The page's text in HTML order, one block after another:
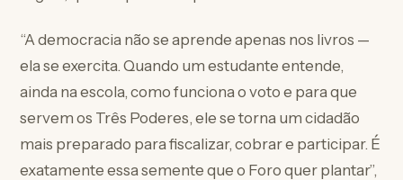
“A democracia não se aprende apenas nos livros —
ela se exercita. Quando um estudante entende,
ainda na escola, como funciona o voto e para que
servem os Três Poderes, ele se torna um cidadão
mais preparado para fiscalizar, cobrar e participar. É
exatamente essa semente que o Foro quer plantar”,